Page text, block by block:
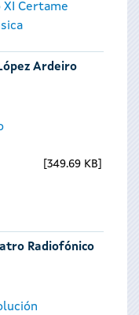
XI Certame
Ardeiro
349.69 KB
Radiofónico